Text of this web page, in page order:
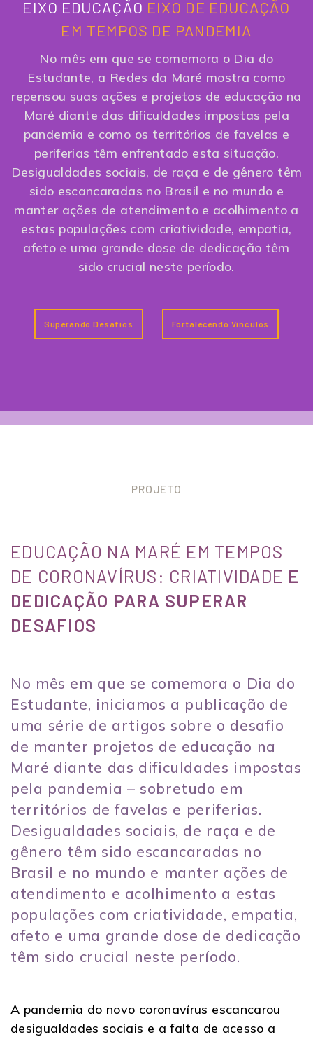
EIXO EDUCAÇÃO EIXO DE EDUCAÇÃO
EM TEMPOS DE PANDEMIA
No mês em que se comemora o Dia do
Estudante, a Redes da Maré mostra como
repensou suas ações e projetos de educação na
Maré diante das dificuldades impostas pela
pandemia e como os territórios de favelas e
periferias têm enfrentado esta situação.
Desigualdades sociais, de raça e de gênero têm
sido escancaradas no Brasil e no mundo e
manter ações de atendimento e acolhimento a
estas populações com criatividade, empatia,
afeto e uma grande dose de dedicação têm
sido crucial neste período.
Superando Desafios Fortalecendo Vínculos
PROJETO
EDUCAÇÃO NA MARÉ EM TEMPOS
DE CORONAVÍRUS: CRIATIVIDADE E
DEDICAÇÃO PARA SUPERAR
DESAFIOS
No mês em que se comemora o Dia do
Estudante, iniciamos a publicação de
uma série de artigos sobre o desafio
de manter projetos de educação na
Maré diante das dificuldades impostas
pela pandemia – sobretudo em
territórios de favelas e periferias.
Desigualdades sociais, de raça e de
gênero têm sido escancaradas no
Brasil e no mundo e manter ações de
atendimento e acolhimento a estas
populações com criatividade, empatia,
afeto e uma grande dose de dedicação
têm sido crucial neste período.
A pandemia do novo coronavírus escancarou
desigualdades sociais e a falta de acesso a